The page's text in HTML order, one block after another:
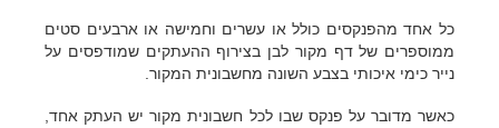
כל אחד מהפנקסים כולל או עשרים וחמישה או ארבעים סטים
ממוספרים של דף מקור לבן בצירוף ההעתקים שמודפסים על
נייר כימי איכותי בצבע השונה מחשבונית המקור.
כאשר מדובר על פנקס שבו לכל חשבונית מקור יש העתק אחד,